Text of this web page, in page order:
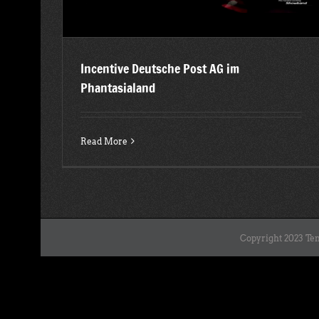
Incentive Deutsche Post AG im
Phantasialand
Read More
Copyright 2023